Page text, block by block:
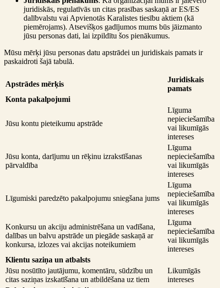
juridiskās, regulatīvās un citas prasības saskaņā ar ES/ES
dalībvalstu vai Apvienotās Karalistes tiesību aktiem (kā
piemērojams). Atsevišķos gadījumos mums būs jāizmanto
jūsu personas dati, lai izpildītu šos pienākumus.
Mūsu mērķi jūsu personas datu apstrādei un juridiskais pamats ir
paskaidroti šajā tabulā.
Apstrādes mērķis
Juridiskais
pamats
Konta pakalpojumi
Jūsu kontu pieteikumu apstrāde
Līguma
nepieciešamība
vai likumīgās
intereses
Jūsu konta, darījumu un rēķinu izrakstīšanas
pārvaldība
Līguma
nepieciešamība
vai likumīgās
intereses
Līgumiski paredzēto pakalpojumu sniegšana jums
Līguma
nepieciešamība
vai likumīgās
intereses
Konkursu un akciju administrēšana un vadīšana,
dalības un balvu apstrāde un piegāde saskaņā ar
konkursa, izlozes vai akcijas noteikumiem
Līguma
nepieciešamība
vai likumīgās
intereses
Klientu saziņa un atbalsts
Jūsu nosūtīto jautājumu, komentāru, sūdzību un
citas saziņas izskatīšana un atbildēšana uz tiem
Likumīgās
intereses